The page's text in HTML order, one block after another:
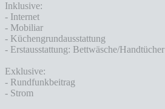
Inklusive:
- Internet
- Mobiliar
- Küchengrundausstattung
- Erstausstattung: Bettwäsche/Handtücher
Exklusive:
- Rundfunkbeitrag
- Strom